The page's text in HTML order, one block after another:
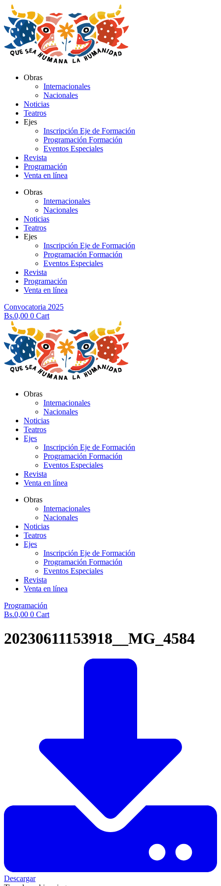
al
contenido
Obras
Internacionales
Nacionales
Noticias
Teatros
Ejes
Inscripción Eje de Formación
Programación Formación
Eventos Especiales
Revista
Programación
Venta en línea
Obras
Internacionales
Nacionales
Noticias
Teatros
Ejes
Inscripción Eje de Formación
Programación Formación
Eventos Especiales
Revista
Programación
Venta en línea
Convocatoria 2025
Bs.0,00 0 Cart
Obras
Internacionales
Nacionales
Noticias
Teatros
Ejes
Inscripción Eje de Formación
Programación Formación
Eventos Especiales
Revista
Venta en línea
Obras
Internacionales
Nacionales
Noticias
Teatros
Ejes
Inscripción Eje de Formación
Programación Formación
Eventos Especiales
Revista
Venta en línea
Programación
Bs.0,00 0 Cart
20230611153918__MG_4584
Descargar